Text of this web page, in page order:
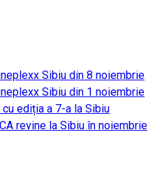
Sibiu din 8 noiembrie
Sibiu din 1 noiembrie
ediția a 7-a la Sibiu
revine la Sibiu în noiembrie